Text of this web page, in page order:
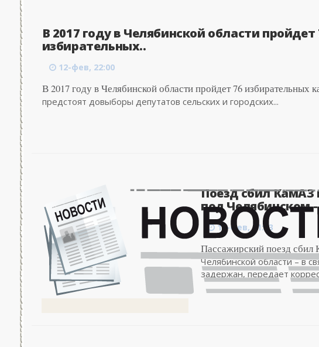
В 2017 году в Челябинской области пройдет
избирательных..
12-фев, 22:00
В 2017 году в Челябинской области пройдет 76 избирательных
предстоят довыборы депутатов сельских и городских...
Поезд сбил КамАЗ
под Челябинском
11-фев, 01:03
Пассажирский поезд сбил
Челябинской области – в
задержан, передает